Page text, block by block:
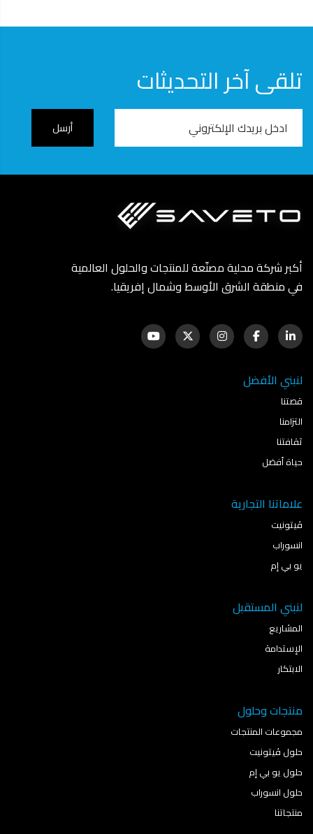
تلقى آخر التحديثات
Address
أكبر شركة محلية مصنّعة للمنتجات والحلول العالمية
في منطقة الشرق الأوسط وشمال إفريقيا.
لنبني الأفضل
قصتنا
التزامنا
ثقافتنا
حياة أفضل
علاماتنا التجارية
ڤيتونيت
انسوراب
يو بي إم
لنبني المستقبل
المشاريع
الإستدامة
الابتكار
منتجات وحلول
مجموعات المنتجات
حلول ڤيتونيت
حلول يو بي إم
حلول انسوراب
منتجاتنا